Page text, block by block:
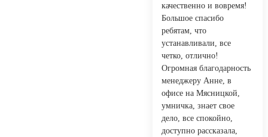
качественно и вовремя!
Большое спасибо
ребятам, что
устанавливали, все
четко, отлично!
Огромная благодарность
менеджеру Анне, в
офисе на Мясницкой,
умничка, знает свое
дело, все спокойно,
доступно рассказала,